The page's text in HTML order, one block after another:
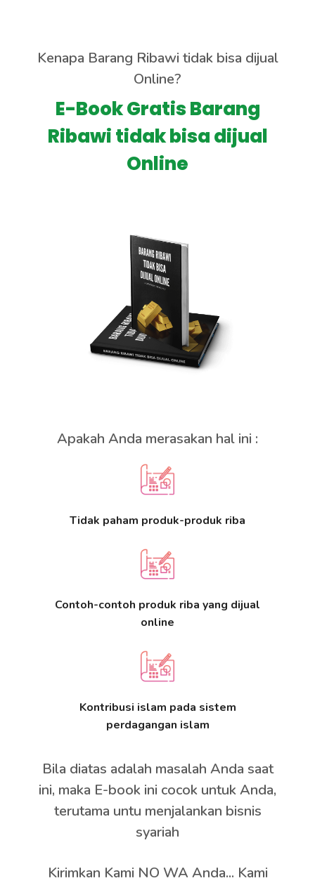
Kenapa Barang Ribawi tidak bisa dijual
Online?
E-Book Gratis Barang
Ribawi tidak bisa dijual
Online
Apakah Anda merasakan hal ini :
Tidak paham produk-produk riba
Contoh-contoh produk riba yang dijual
online
Kontribusi islam pada sistem
perdagangan islam
Bila diatas adalah masalah Anda saat
ini, maka E-book ini cocok untuk Anda,
terutama untu menjalankan bisnis
syariah
Kirimkan Kami NO WA Anda... Kami